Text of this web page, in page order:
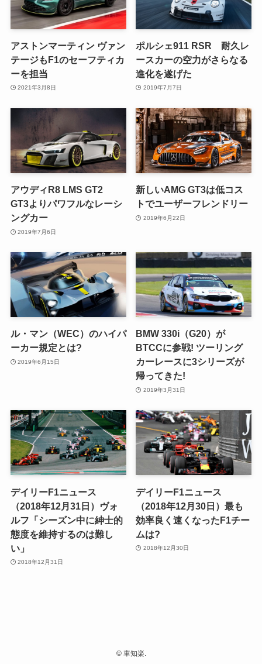
アストンマーティン ヴァン
テージもF1のセーフティカ
ーを担当
2021年3月8日
ポルシェ911 RSR 耐久レ
ースカーの空力がさらなる
進化を遂げた
2019年7月7日
アウディR8 LMS GT2
GT3よりパワフルなレーシ
ングカー
2019年7月6日
新しいAMG GT3は低コス
トでユーザーフレンドリー
2019年6月22日
ル・マン（WEC）のハイパ
ーカー規定とは?
2019年6月15日
BMW 330i（G20）が
BTCCに参戦! ツーリング
カーレースに3シリーズが
帰ってきた!
2019年3月31日
デイリーF1ニュース
（2018年12月31日）ヴォ
ルフ「シーズン中に紳士的
態度を維持するのは難し
い」
2018年12月31日
デイリーF1ニュース
（2018年12月30日）最も
効率良く速くなったF1チー
ムは?
2018年12月30日
©車知楽.